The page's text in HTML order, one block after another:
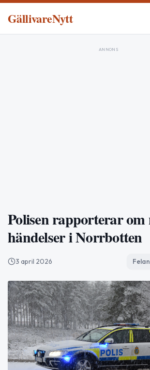
GällivareNytt
ANNONS
Polisen rapporterar om
händelser i Norrbotten
3 april 2026